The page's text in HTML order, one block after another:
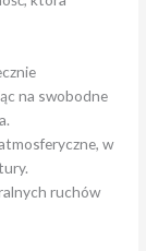
na swobodne
w
ruchów